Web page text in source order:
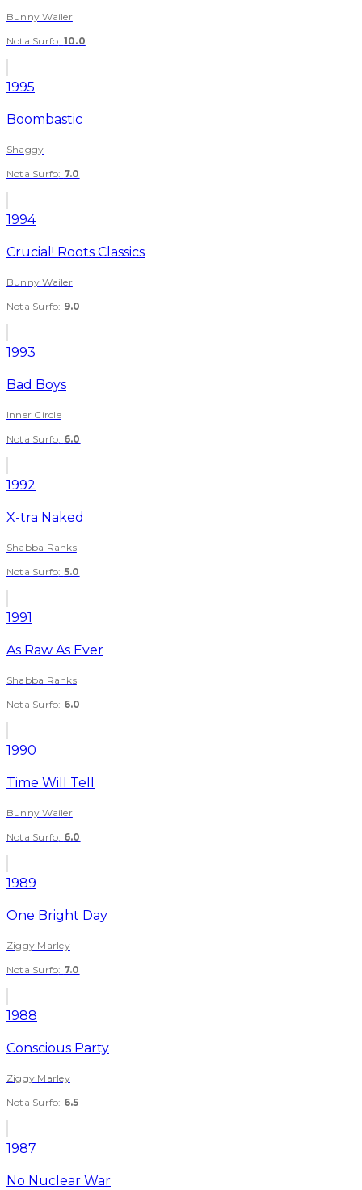
Bunny Wailer
Nota Surfo: 10.0
1995
Boombastic
Shaggy
Nota Surfo: 7.0
1994
Crucial! Roots Classics
Bunny Wailer
Nota Surfo: 9.0
1993
Bad Boys
Inner Circle
Nota Surfo: 6.0
1992
X-tra Naked
Shabba Ranks
Nota Surfo: 5.0
1991
As Raw As Ever
Shabba Ranks
Nota Surfo: 6.0
1990
Time Will Tell
Bunny Wailer
Nota Surfo: 6.0
1989
One Bright Day
Ziggy Marley
Nota Surfo: 7.0
1988
Conscious Party
Ziggy Marley
Nota Surfo: 6.5
1987
No Nuclear War